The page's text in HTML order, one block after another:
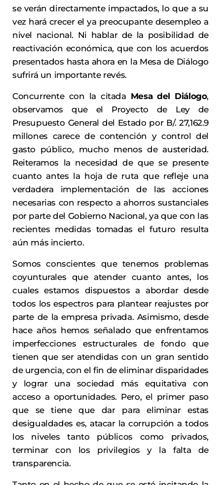
se verán directamente impactados, lo que a su
vez hará crecer el ya preocupante desempleo a
nivel nacional. Ni hablar de la posibilidad de
reactivación económica, que con los acuerdos
presentados hasta ahora en la Mesa de Diálogo
sufrirá un importante revés.
Concurrente con la citada Mesa del Diálogo,
observamos que el Proyecto de Ley de
Presupuesto General del Estado por B/. 27,162.9
millones carece de contención y control del
gasto público, mucho menos de austeridad.
Reiteramos la necesidad de que se presente
cuanto antes la hoja de ruta que refleje una
verdadera implementación de las acciones
necesarias con respecto a ahorros sustanciales
por parte del Gobierno Nacional, ya que con las
recientes medidas tomadas el futuro resulta
aún más incierto.
Somos conscientes que tenemos problemas
coyunturales que atender cuanto antes, los
cuales estamos dispuestos a abordar desde
todos los espectros para plantear reajustes por
parte de la empresa privada. Asimismo, desde
hace años hemos señalado que enfrentamos
imperfecciones estructurales de fondo que
tienen que ser atendidas con un gran sentido
de urgencia, con el fin de eliminar disparidades
y lograr una sociedad más equitativa con
acceso a oportunidades. Pero, el primer paso
que se tiene que dar para eliminar estas
desigualdades es, atacar la corrupción a todos
los niveles tanto públicos como privados,
terminar con los privilegios y la falta de
transparencia.